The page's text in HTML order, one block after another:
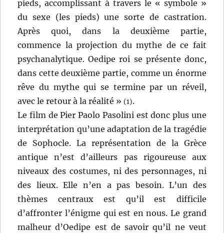
pieds, accomplissant à travers le « symbole »
du sexe (les pieds) une sorte de castration.
Après quoi, dans la deuxième partie,
commence la projection du mythe de ce fait
psychanalytique. Oedipe roi se présente donc,
dans cette deuxième partie, comme un énorme
rêve du mythe qui se termine par un réveil,
avec le retour à la réalité »(1).
Le film de Pier Paolo Pasolini est donc plus une
interprétation qu’une adaptation de la tragédie
de Sophocle. La représentation de la Grèce
antique n’est d’ailleurs pas rigoureuse aux
niveaux des costumes, ni des personnages, ni
des lieux. Elle n’en a pas besoin. L’un des
thèmes centraux est qu’il est difficile
d’affronter l’énigme qui est en nous. Le grand
malheur d’Oedipe est de savoir qu’il ne veut